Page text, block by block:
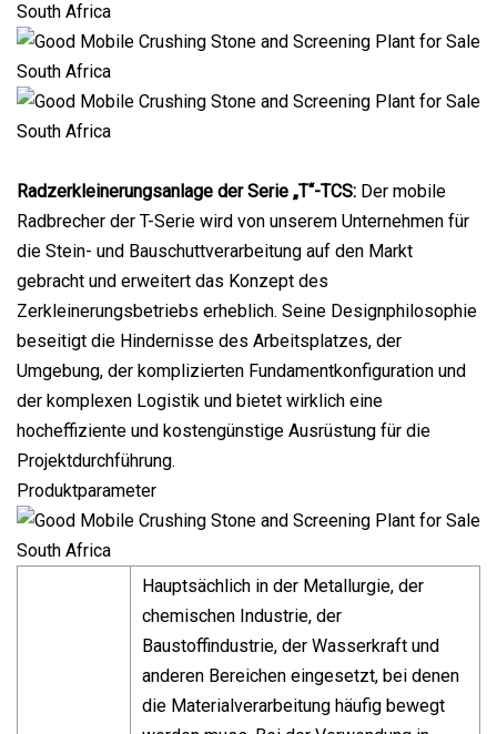
Radzerkleinerungsanlage der Serie „T“-TCS: Der mobile
Radbrecher der T-Serie wird von unserem Unternehmen für
die Stein- und Bauschuttverarbeitung auf den Markt
gebracht und erweitert das Konzept des
Zerkleinerungsbetriebs erheblich. Seine Designphilosophie
beseitigt die Hindernisse des Arbeitsplatzes, der
Umgebung, der komplizierten Fundamentkonfiguration und
der komplexen Logistik und bietet wirklich eine
hocheffiziente und kostengünstige Ausrüstung für die
Projektdurchführung.
Produktparameter
Hauptsächlich in der Metallurgie, der
chemischen Industrie, der
Baustoffindustrie, der Wasserkraft und
anderen Bereichen eingesetzt, bei denen
die Materialverarbeitung häufig bewegt